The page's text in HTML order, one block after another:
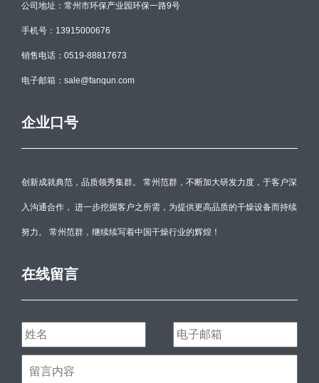
公司地址：常州市环保产业园环保一路9号
手机号：13915000676
销售电话：0519-88817673
电子邮箱：sale@fanqun.com
企业口号
创新成就典范，品质领秀集群。 常州范群，不断加大研发力度，于客户深
入沟通合作， 进一步挖掘客户之所需，为提供更高品质的干燥设备而持续
努力。 常州范群，继续续写着中国干燥行业的辉煌！
在线留言